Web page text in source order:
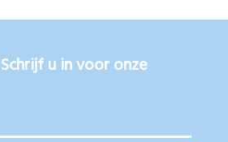
u in voor onze